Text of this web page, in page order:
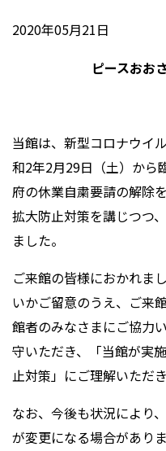
2020年05月21日
ピースおお
当館は、新型コロナウイ
和2年2月29日（土）から
府の休業自粛要請の解除
拡大防止対策を講じつつ
ました。
ご来館の皆様におかれま
いかご留意のうえ、ご来
館者のみなさまにご協力
守いただき、「当館が実
止対策」にご理解いただ
なお、今後も状況により
が変更になる場合があり